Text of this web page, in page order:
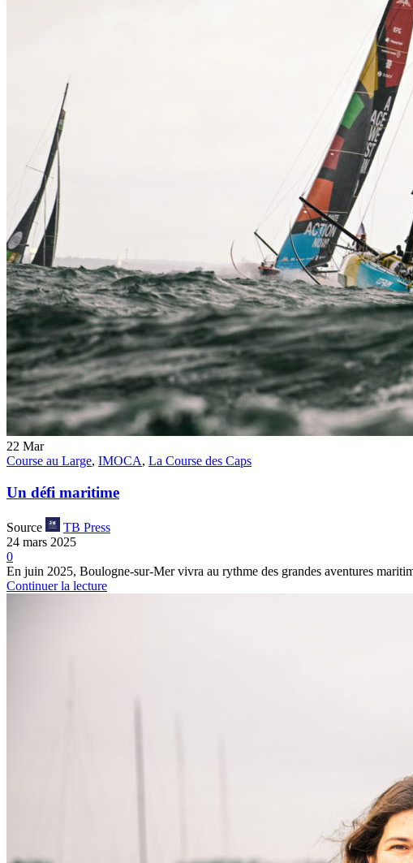
22 Mar
Course au Large, IMOCA, La Course des Caps
Un défi maritime
Source
TB Press
24 mars 2025
0
En juin 2025, Boulogne-sur-Mer vivra au rythme des grandes aventures
Continuer la lecture